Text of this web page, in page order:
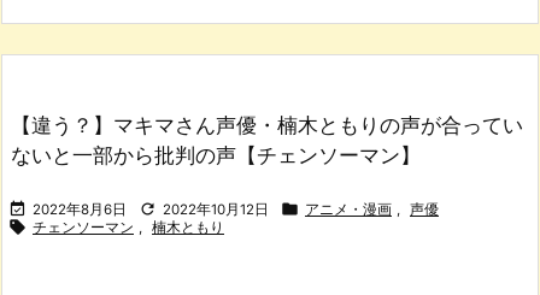
【違う？】マキマさん声優・楠木ともりの声が合ってい
ないと一部から批判の声【チェンソーマン】
 2022年8月6日  2022年10月12日  アニメ・漫画 , 声優
 チェンソーマン , 楠木ともり